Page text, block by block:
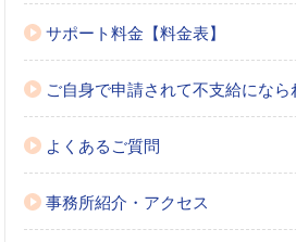
サポート料金【料金表】
ご自身で申請されて不支給になら
よくあるご質問
事務所紹介・アクセス